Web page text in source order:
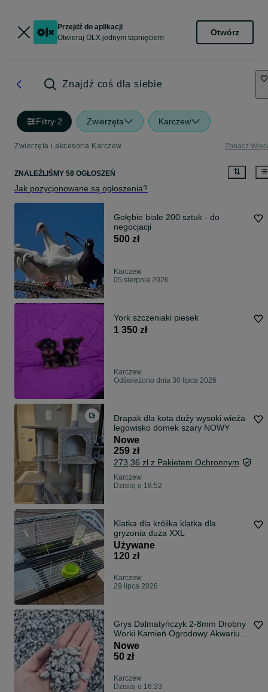
Przejdź do aplikacji
Otwieraj OLX jednym tapnięciem
Otwórz
Znajdź coś dla siebie
Filtry·2 Zwierzęta Karczew
Zwierzęta i akcesoria Karczew Zobacz
ZNALEŹLIŚMY 58 OGŁOSZEŃ
Jak pozycjonowane są ogłoszenia?
Gołębie biale 200 sztuk - do
negocjacji
500 zł
Karczew
05 sierpnia 2026
York szczeniaki piesek
1 350 zł
Karczew
Odświeżono dnia 30 lipca 2026
Drapak dla kota duży wysoki wieża
legowisko domek szary NOWY
Nowe
259 zł
273,36 zł z Pakietem Ochronnym
Karczew
Dzisiaj o 18:52
Klatka dla królika klatka dla
gryzonia duża XXL
Używane
120 zł
Karczew
29 lipca 2026
Grys Dalmatyńczyk 2-8mm Drobny
Worki Kamień Ogrodowy Akwarium
Żwir
Nowe
50 zł
Karczew
Dzisiaj o 16:33